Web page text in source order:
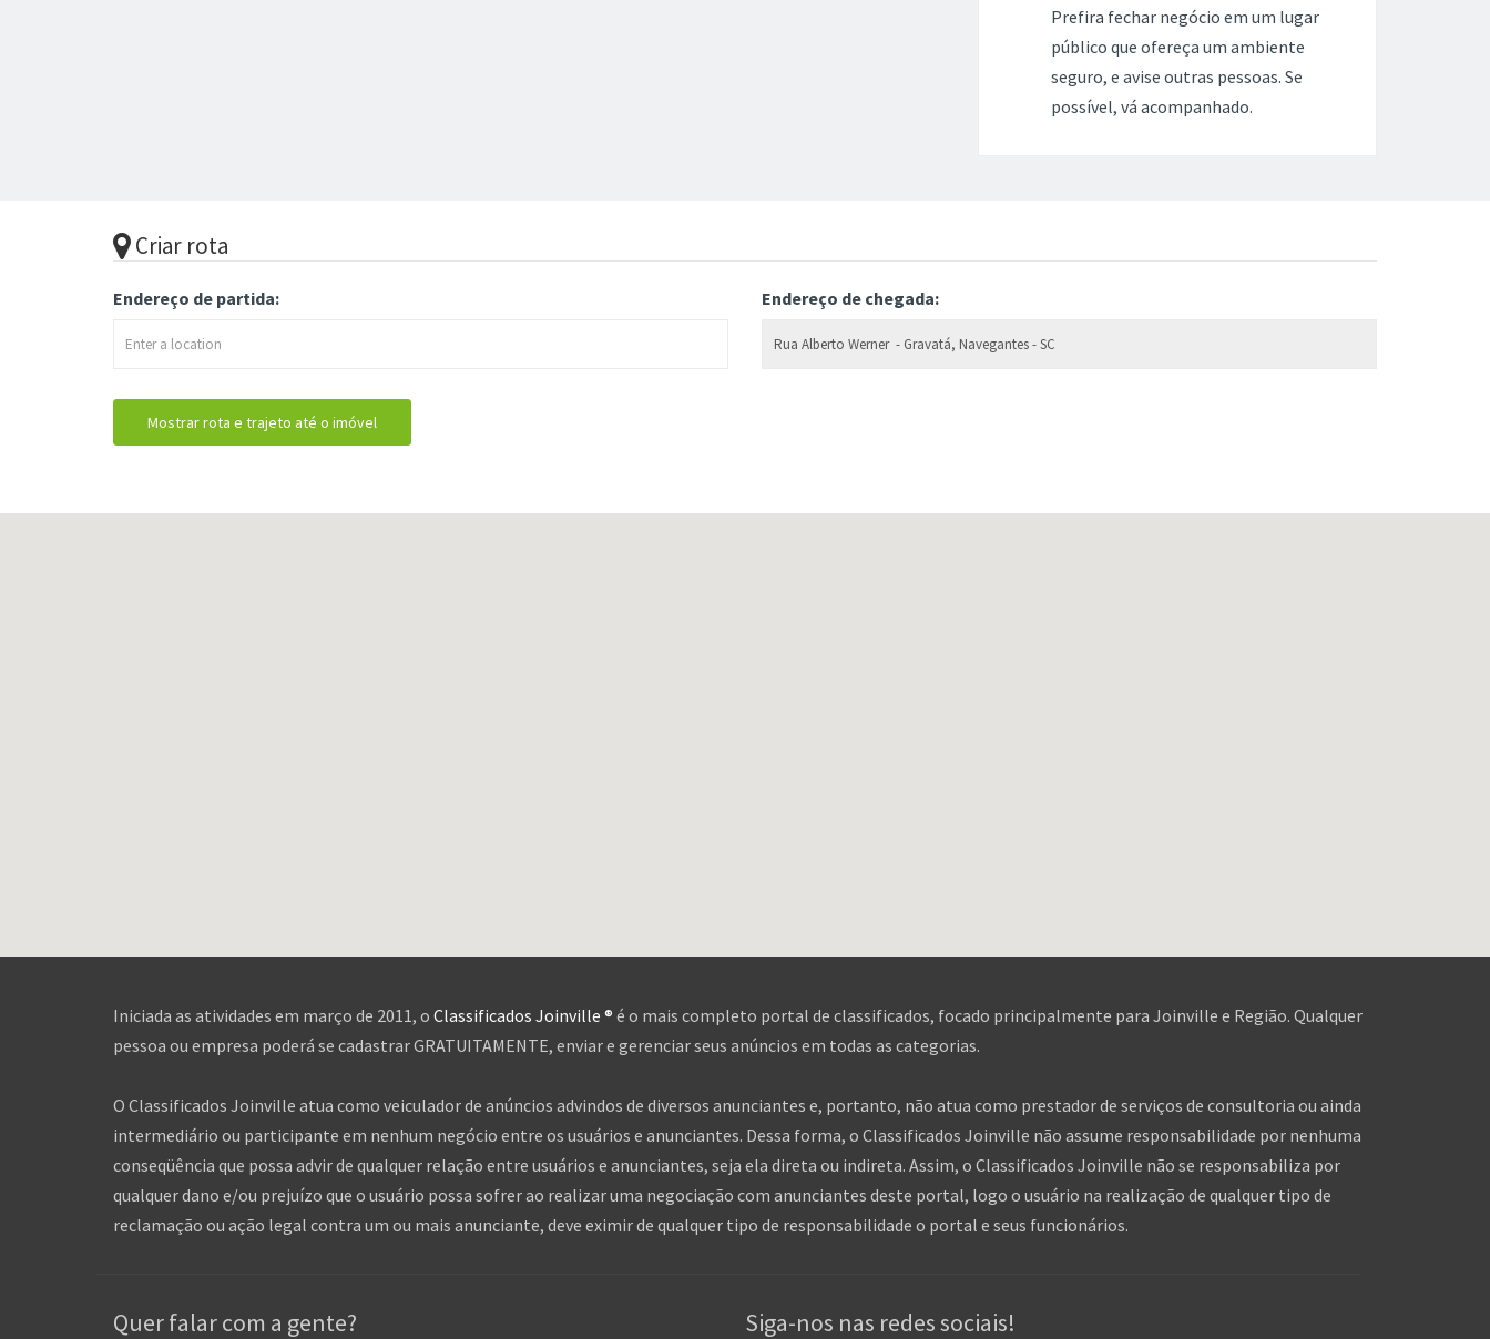
Prefira fechar negócio em um lugar
público que ofereça um ambiente
seguro, e avise outras pessoas. Se
possível, vá acompanhado.
Criar rota
Endereço de partida: Endereço de chegada:
Iniciada as atividades em março de 2011, o Classificados Joinville ® é o mais completo portal de classificados, focado principalmente para Joinville e Região. Qualquer
pessoa ou empresa poderá se cadastrar GRATUITAMENTE, enviar e gerenciar seus anúncios em todas as categorias.
O Classificados Joinville atua como veiculador de anúncios advindos de diversos anunciantes e, portanto, não atua como prestador de serviços de consultoria ou ainda
intermediário ou participante em nenhum negócio entre os usuários e anunciantes. Dessa forma, o Classificados Joinville não assume responsabilidade por nenhuma
conseqüência que possa advir de qualquer relação entre usuários e anunciantes, seja ela direta ou indireta. Assim, o Classificados Joinville não se responsabiliza por
qualquer dano e/ou prejuízo que o usuário possa sofrer ao realizar uma negociação com anunciantes deste portal, logo o usuário na realização de qualquer tipo de
reclamação ou ação legal contra um ou mais anunciante, deve eximir de qualquer tipo de responsabilidade o portal e seus funcionários.
Quer falar com a gente? Siga-nos nas redes sociais!